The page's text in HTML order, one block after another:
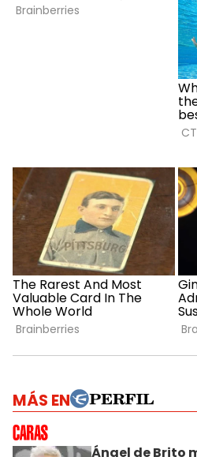
MÁS EN
Ángel de Brito